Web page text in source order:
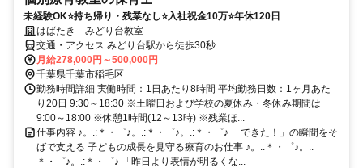
未経験OK⭐持ち帰り・残業なし⭐入社祝金10万⭐年休120日
はばたき みどり台教室
交通・アクセス みどり台駅から徒歩30秒
月給278,000円～500,000円
千葉県千葉市稲毛区
勤務時間詳細 実働時間：1日あたり8時間 平均勤務日数：1ヶ月あた
り20日 9:30～18:30 ※土曜日および学校の夏休み・冬休み期間は
9:00～18:00 ※休憩1時間(12～13時) ※残業ほ...
仕事内容 ♪。.:＊・゜♪。.:＊・゜♪。.:＊・゜♪ 「できた！」の瞬間をそ
ばで支える 子どもの成長を見守る療育のお仕事 ♪。.:＊・゜♪。.:
＊・゜♪。.:＊・゜♪ 「昨日より表情が明るくな...